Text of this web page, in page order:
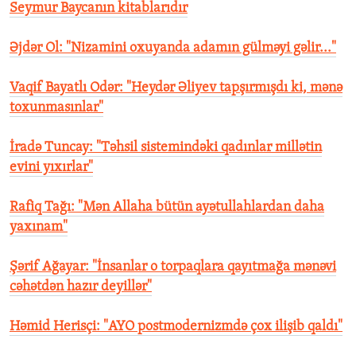
Seymur Baycanın kitablarıdır
Əjdər Ol: "Nizamini oxuyanda adamın gülməyi gəlir..."
Vaqif Bayatlı Odər: "Heydər Əliyev tapşırmışdı ki, mənə
toxunmasınlar"
İradə Tuncay: "Təhsil sistemindəki qadınlar millətin
evini yıxırlar"
Rafiq Tağı: "Mən Allaha bütün ayətullahlardan daha
yaxınam"
Şərif Ağayar: "İnsanlar o torpaqlara qayıtmağa mənəvi
cəhətdən hazır deyillər"
Həmid Herisçi: "AYO postmodernizmdə çox ilişib qaldı"